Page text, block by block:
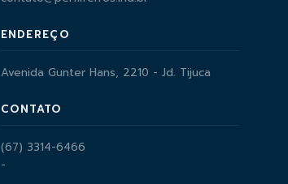
ENDEREÇO
Avenida Gunter Hans, 2210 - Jd. Tijuca
CONTATO
(67) 3314-6466
-